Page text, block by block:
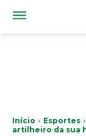
Início Esportes
artilheiro da sua